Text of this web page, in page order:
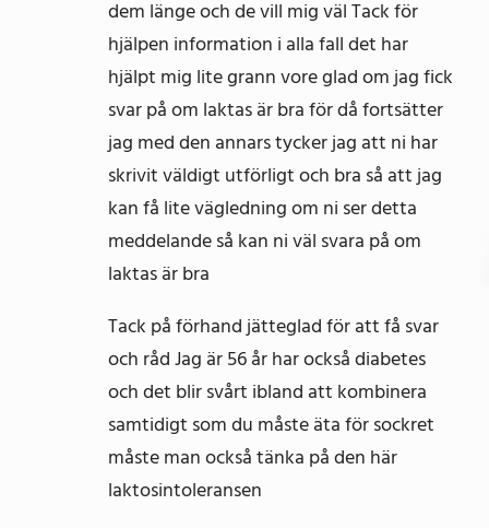
dem länge och de vill mig väl Tack för
hjälpen information i alla fall det har
hjälpt mig lite grann vore glad om jag fick
svar på om laktas är bra för då fortsätter
jag med den annars tycker jag att ni har
skrivit väldigt utförligt och bra så att jag
kan få lite vägledning om ni ser detta
meddelande så kan ni väl svara på om
laktas är bra
Tack på förhand jätteglad för att få svar
och råd Jag är 56 år har också diabetes
och det blir svårt ibland att kombinera
samtidigt som du måste äta för sockret
måste man också tänka på den här
laktosintoleransen